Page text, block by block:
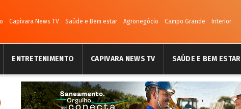
Capivara News TV Saúde e Bem estar Agronegócio Campo Grande Interior
ENTRETENIMENTO CAPIVARA NEWS TV SAÚDE E BEM ESTAR